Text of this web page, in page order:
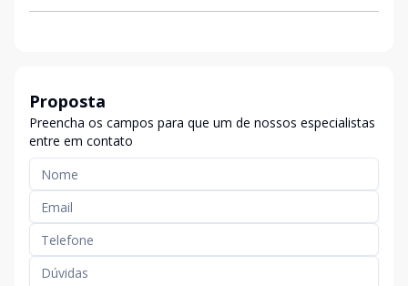
Proposta
Preencha os campos para que um de nossos especialistas
entre em contato